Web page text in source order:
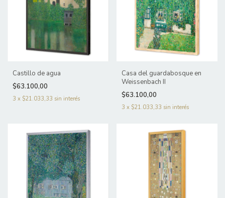
Castillo de agua
$63.100,00
3 x $21.033,33 sin interés
Casa del guardabosque en
Weissenbach II
$63.100,00
3 x $21.033,33 sin interés